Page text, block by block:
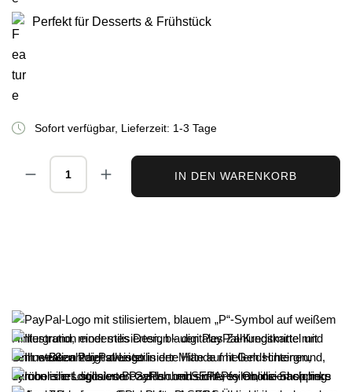
Perfekt für Desserts & Frühstück
Sofort verfügbar, Lieferzeit: 1-3 Tage
Produkt Anzahl: Gib den gewünschten
IN DEN WARENKORB